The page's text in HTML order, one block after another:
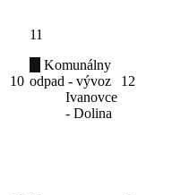
10
11
Komunálny
odpad - vývoz
Ivanovce
- Dolina
12